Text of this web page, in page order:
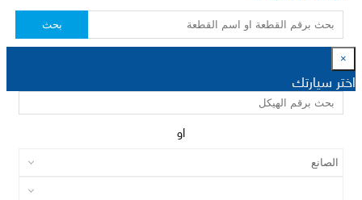
بحث
×
اختر سيارتك
او